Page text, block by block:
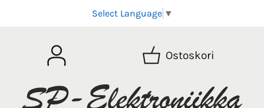
Select Language ▼
Ostoskori